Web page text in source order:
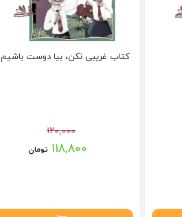
کتاب غریبی نکن، بیا دوست باشیم
۱۲۰,۰۰۰
قیمت اصلی: ۱۲۰,۰۰۰ تومان بود.۱۱۸,۸۰۰ تومان